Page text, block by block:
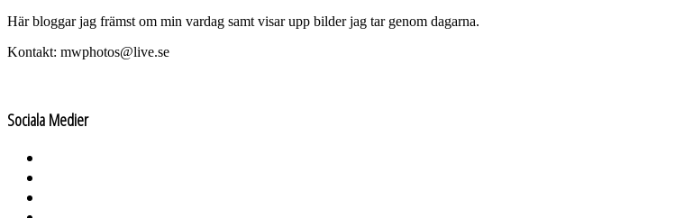
Här bloggar jag främst om min vardag samt visar upp bilder jag tar genom dagarna.
Kontakt: mwphotos@live.se
Sociala Medier